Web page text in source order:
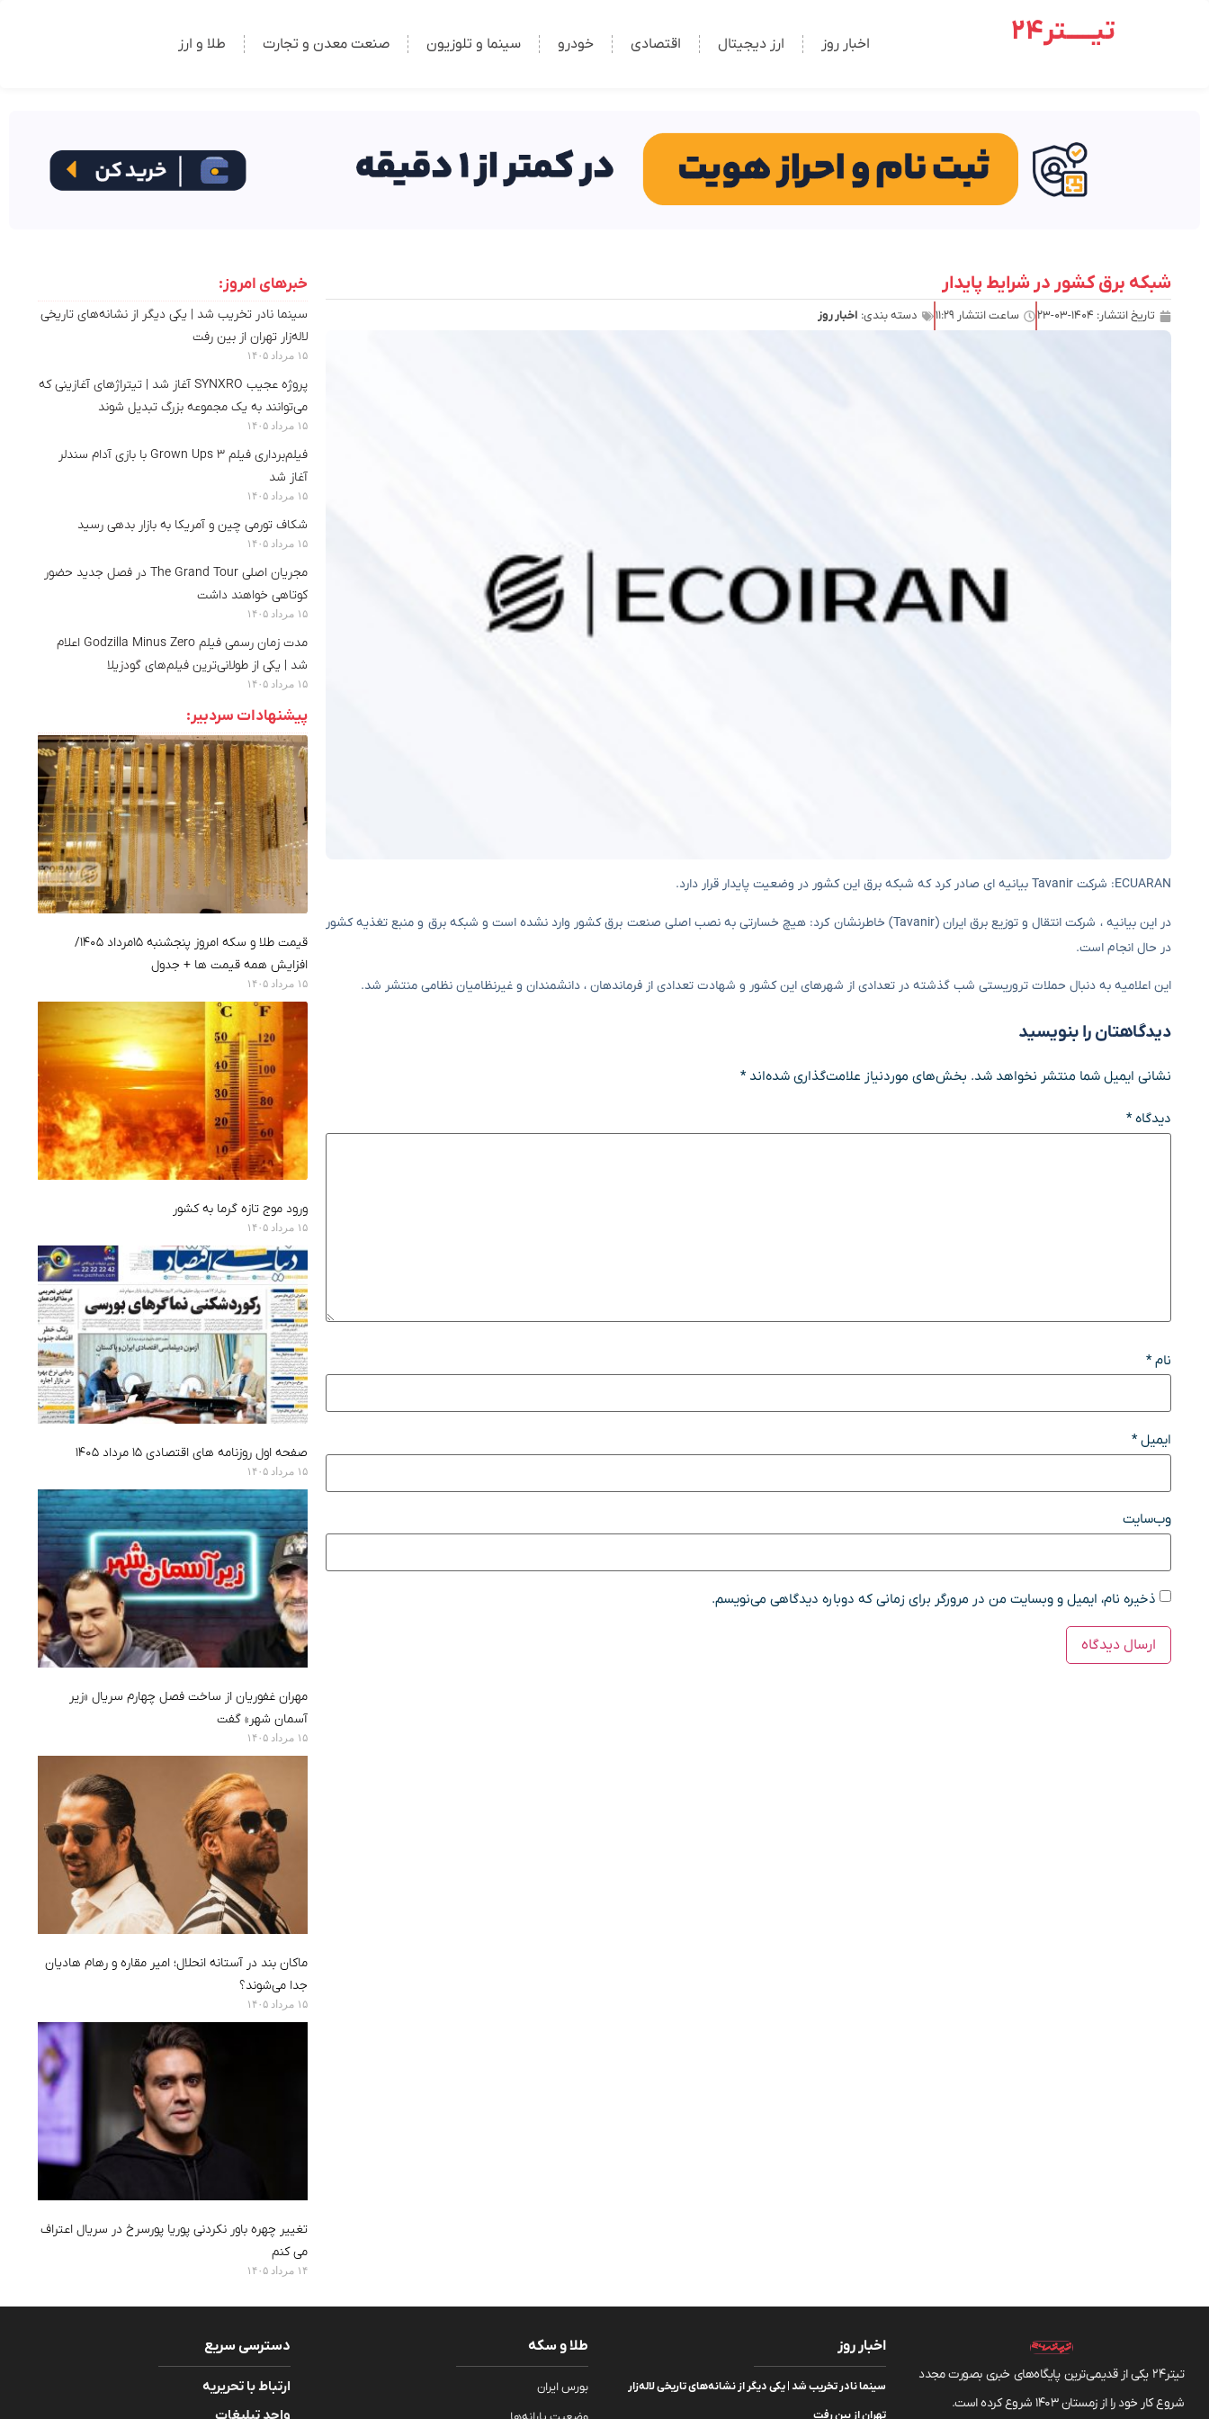
تیـــــتر24 اخبار روز ارز دیجیتال اقتصادی خودرو سینما و تلوزیون صنعت معدن و تجارت طلا و ارز
شبکه برق کشور در شرایط پایدار
تاریخ انتشار: ۱۴۰۴-۰۳-۲۳ ساعت انتشار ۱۱:۲۹ دسته بندی: اخبار روز
ECUARAN: شرکت Tavanir بیانیه ای صادر کرد که شبکه برق این کشور در وضعیت پایدار قرار دارد.
در این بیانیه ، شرکت انتقال و توزیع برق ایران (Tavanir) خاطرنشان کرد: هیچ خسارتی به نصب اصلی صنعت برق کشور وارد نشده است و شبکه برق و منبع تغذیه کشور
در حال انجام است.
این اعلامیه به دنبال حملات تروریستی شب گذشته در تعدادی از شهرهای این کشور و شهادت تعدادی از فرماندهان ، دانشمندان و غیرنظامیان نظامی منتشر شد.
دیدگاهتان را بنویسید
نشانی ایمیل شما منتشر نخواهد شد. بخش‌های موردنیاز علامت‌گذاری شده‌اند*
دیدگاه*
نام*
ایمیل*
وب‌سایت
ذخیره نام، ایمیل و وبسایت من در مرورگر برای زمانی که دوباره دیدگاهی می‌نویسم.
خبرهای امروز:
سینما نادر تخریب شد | یکی دیگر از نشانه‌های تاریخی
لاله‌زار تهران از بین رفت
۱۵ مرداد ۱۴۰۵
پروژه عجیب SYNXRO آغاز شد | تیتراژهای آغازینی که
می‌توانند به یک مجموعه بزرگ تبدیل شوند
۱۵ مرداد ۱۴۰۵
فیلم‌برداری فیلم Grown Ups 3 با بازی آدام سندلر
آغاز شد
۱۵ مرداد ۱۴۰۵
شکاف تورمی چین و آمریکا به بازار بدهی رسید
۱۵ مرداد ۱۴۰۵
مجریان اصلی The Grand Tour در فصل جدید حضور
کوتاهی خواهند داشت
۱۵ مرداد ۱۴۰۵
مدت‌ زمان رسمی فیلم Godzilla Minus Zero اعلام
شد |‌ یکی از طولانی‌ترین فیلم‌های گودزیلا
۱۵ مرداد ۱۴۰۵
پیشنهادات سردبیر:
قیمت طلا و سکه امروز پنجشنبه ۱۵مرداد ۱۴۰۵/
افزایش همه قیمت ها + جدول
۱۵ مرداد ۱۴۰۵
ورود موج تازه گرما به کشور
۱۵ مرداد ۱۴۰۵
صفحه اول روزنامه های اقتصادی ۱۵ مرداد ۱۴۰۵
۱۵ مرداد ۱۴۰۵
مهران غفوریان از ساخت فصل چهارم سریال «زیر
آسمان شهر» گفت
۱۵ مرداد ۱۴۰۵
ماکان بند در آستانه انحلال؛ امیر مقاره و رهام هادیان
جدا می‌شوند؟
۱۵ مرداد ۱۴۰۵
تغییر چهره باور نکردنی پوریا پورسرخ در سریال اعتراف
می کنم
۱۴ مرداد ۱۴۰۵
تیتر24 یکی از قدیمی‌ترین پایگاه‌های خبری بصورت مجدد
شروع کار خود را از زمستان 1403 شروع کرده است.
اخبار روز
سینما نادر تخریب شد | یکی دیگر از نشانه‌های تاریخی لاله‌زار
تهران از بین رفت
طلا و سکه
بورس ایران
دسترسی سریع
ارتباط با تحریریه